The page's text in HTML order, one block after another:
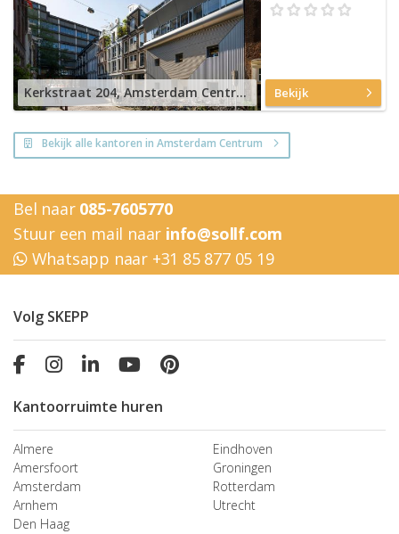
Kerkstraat 204, Amsterdam Centrum Bekijk
Bekijk alle kantoren in Amsterdam Centrum
Bel naar 085-7605770
Stuur een mail naar info@sollf.com
Whatsapp naar +31 85 877 05 19
Volg SKEPP
Kantoorruimte huren
Almere
Amersfoort
Amsterdam
Arnhem
Den Haag
Eindhoven
Groningen
Rotterdam
Utrecht